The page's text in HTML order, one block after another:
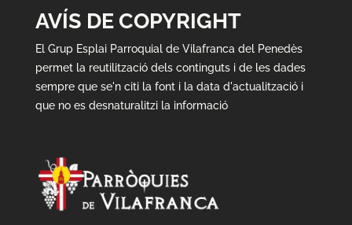
AVÍS DE COPYRIGHT
El Grup Esplai Parroquial de Vilafranca del Penedès
permet la reutilització dels continguts i de les dades
sempre que se'n citi la font i la data d'actualització i
que no es desnaturalitzi la informació